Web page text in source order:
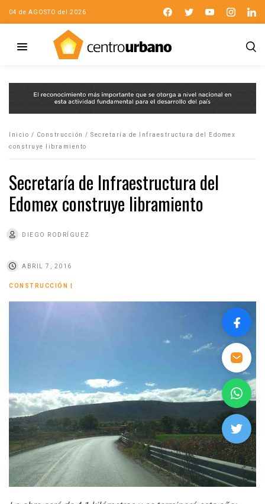
04 de AGOSTO del 2026
Inicio / Construcción / Secretaría de Infraestructura del Edomex
construye libramiento
Secretaría de Infraestructura del
Edomex construye libramiento
DIEGO RODRÍGUEZ
ABRIL 7, 2016
CONSTRUCCIÓN